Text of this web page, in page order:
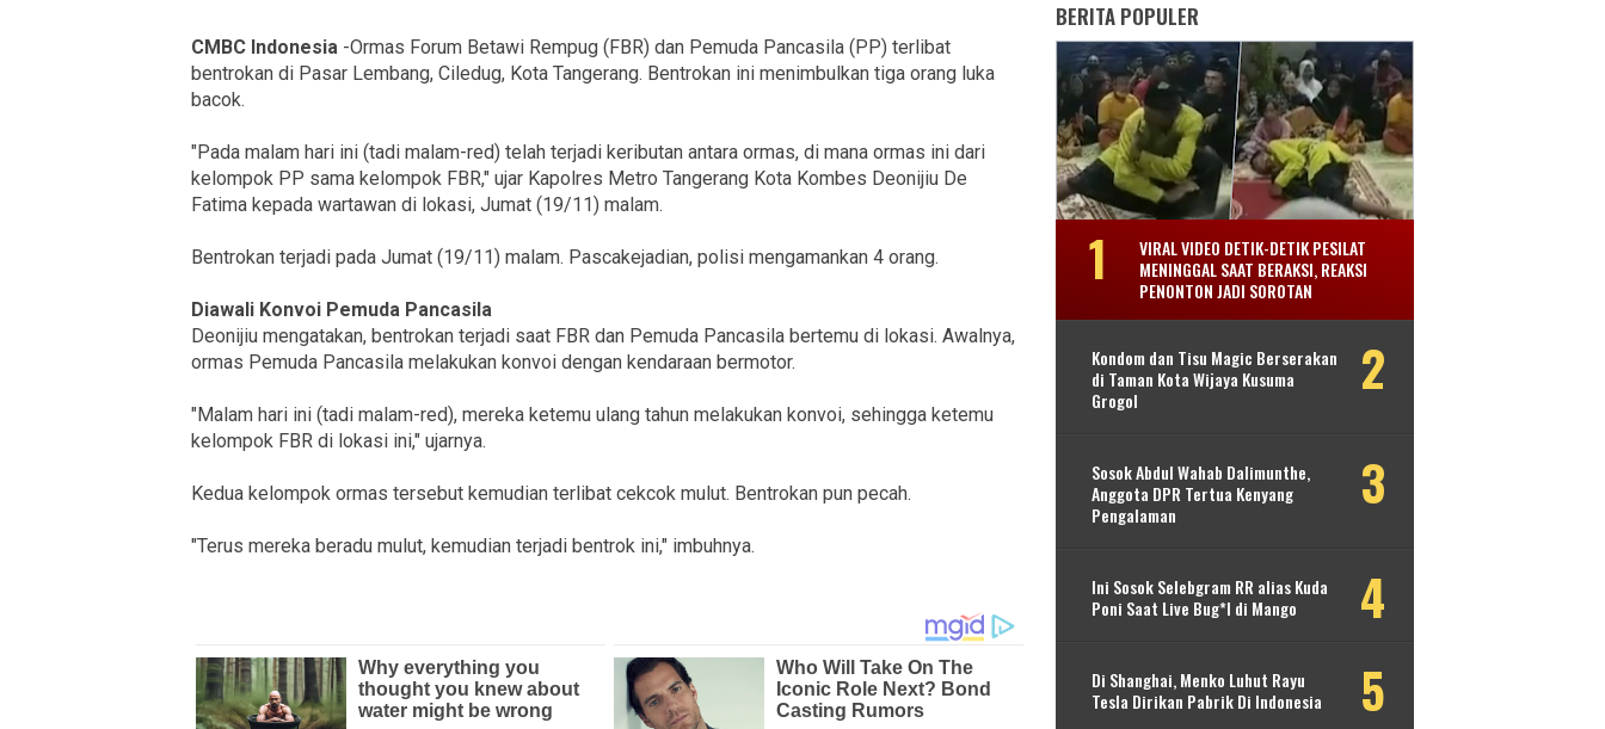
CMBC Indonesia -Ormas Forum Betawi Rempug (FBR) dan Pemuda Pancasila (PP) terlibat
bentrokan di Pasar Lembang, Ciledug, Kota Tangerang. Bentrokan ini menimbulkan tiga orang luka
bacok.
"Pada malam hari ini (tadi malam-red) telah terjadi keributan antara ormas, di mana ormas ini dari
kelompok PP sama kelompok FBR," ujar Kapolres Metro Tangerang Kota Kombes Deonijiu De
Fatima kepada wartawan di lokasi, Jumat (19/11) malam.
Bentrokan terjadi pada Jumat (19/11) malam. Pascakejadian, polisi mengamankan 4 orang.
Diawali Konvoi Pemuda Pancasila
Deonijiu mengatakan, bentrokan terjadi saat FBR dan Pemuda Pancasila bertemu di lokasi. Awalnya,
ormas Pemuda Pancasila melakukan konvoi dengan kendaraan bermotor.
"Malam hari ini (tadi malam-red), mereka ketemu ulang tahun melakukan konvoi, sehingga ketemu
kelompok FBR di lokasi ini," ujarnya.
Kedua kelompok ormas tersebut kemudian terlibat cekcok mulut. Bentrokan pun pecah.
"Terus mereka beradu mulut, kemudian terjadi bentrok ini," imbuhnya.
BERITA POPULER
VIRAL VIDEO DETIK-DETIK PESILAT
MENINGGAL SAAT BERAKSI, REAKSI
PENONTON JADI SOROTAN
Kondom dan Tisu Magic Berserakan
di Taman Kota Wijaya Kusuma
Grogol
Sosok Abdul Wahab Dalimunthe,
Anggota DPR Tertua Kenyang
Pengalaman
Ini Sosok Selebgram RR alias Kuda
Poni Saat Live Bug*l di Mango
Di Shanghai, Menko Luhut Rayu
Tesla Dirikan Pabrik Di Indonesia